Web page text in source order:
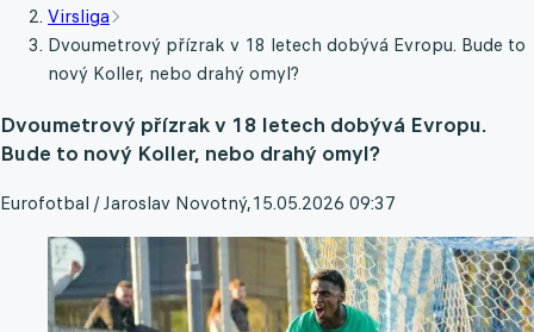
Virsliga
Dvoumetrový přízrak v 18 letech dobývá Evropu. Bude to
nový Koller, nebo drahý omyl?
Dvoumetrový přízrak v 18 letech dobývá Evropu.
Bude to nový Koller, nebo drahý omyl?
Eurofotbal / Jaroslav Novotný,15.05.2026 09:37